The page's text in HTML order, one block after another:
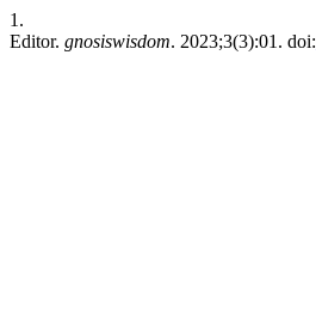
1.
Editor. gnosiswisdom. 2023;3(3):01. doi: